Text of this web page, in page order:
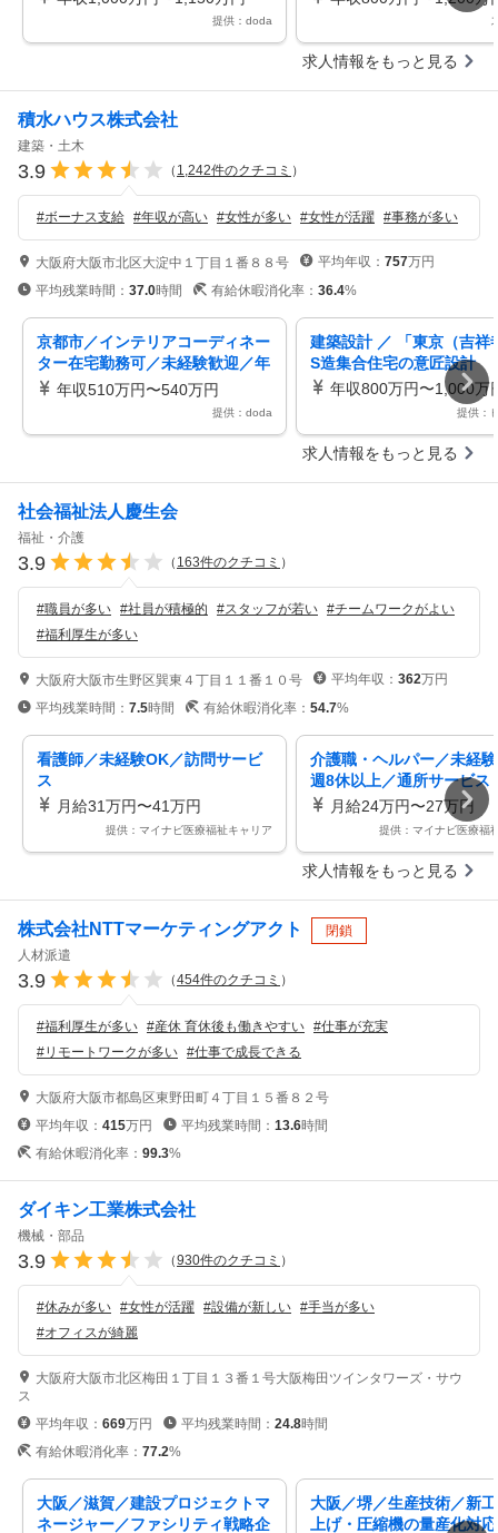
提供：doda
求人情報をもっと見る
積水ハウス株式会社
建築・土木
3.9 （ 1,242件のクチコミ ）
#ボーナス支給 #年収が高い #女性が多い #女性が活躍 #事務が多い
大阪府大阪市北区大淀中１丁目１番８８号 平均年収： 757万円
平均残業時間： 37.0時間 有給休暇消化率： 36.4%
京都市／インテリアコーディネー
ター在宅勤務可／未経験歓迎／年
休１２９日／残業１０ｈ／福利厚
年収510万円〜540万円
提供：doda
建築設計 ／ 「東京（吉祥
S造集合住宅の意匠設計
年収800万円〜1,000万
提供：
求人情報をもっと見る
社会福祉法人慶生会
福祉・介護
3.9 （ 163件のクチコミ ）
#職員が多い #社員が積極的 #スタッフが若い #チームワークがよい
#福利厚生が多い
大阪府大阪市生野区巽東４丁目１１番１０号 平均年収： 362万円
平均残業時間： 7.5時間 有給休暇消化率： 54.7%
看護師／未経験OK／訪問サービ
ス
月給31万円〜41万円
提供：マイナビ医療福祉キャリア
介護職・ヘルパー／未経
週8休以上／通所サービス
月給24万円〜27万円
提供：マイナビ医療福
求人情報をもっと見る
株式会社NTTマーケティングアクト
閉鎖
人材派遣
3.9 （454件のクチコミ ）
#福利厚生が多い #産休 育休後も働きやすい #仕事が充実
#リモートワークが多い #仕事で成長できる
大阪府大阪市都島区東野田町４丁目１５番８２号
平均年収： 415万円 平均残業時間： 13.6時間
有給休暇消化率： 99.3%
ダイキン工業株式会社
機械・部品
3.9 （930件のクチコミ ）
#休みが多い #女性が活躍 #設備が新しい #手当が多い
#オフィスが綺麗
大阪府大阪市北区梅田１丁目１３番１号大阪梅田ツインタワーズ・サウ
ス
平均年収： 669万円 平均残業時間： 24.8時間
有給休暇消化率： 77.2%
大阪／滋賀／建設プロジェクトマ
ネージャー／ファシリティ戦略企
大阪／堺／生産技術／新
上げ・圧縮機の量産化対